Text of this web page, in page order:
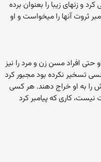
و زنهای زیبا را بعنوان برده
ثروت آنها را میخواست و او
حتی افراد مسن زن و مرد را نیز
تسخیر نکرده بود مجبور کرد
و 50% محصولاتش را به او خراج دهند. هر کسی
نیست، کاری که پیامبر کرد